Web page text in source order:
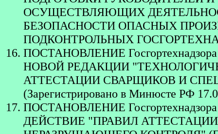
ОСУЩЕСТВЛЯЮЩИХ
БЕЗОПАСНОСТИ ОПАСНЫХ
ПОДКОНТРОЛЬНЫХ
ПОСТАНОВЛЕНИЕ
НОВОЙ РЕДАКЦИИ
АТТЕСТАЦИИ СВАРЩИКОВ И
(Зарегистрировано в Минюсте РФ
ПОСТАНОВЛЕНИЕ
ДЕЙСТВИЕ "ПРАВИЛ